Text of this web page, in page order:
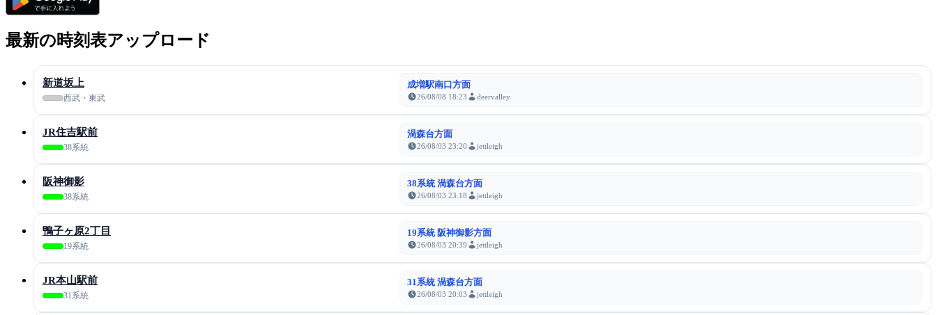
最新の時刻表アップロード
新道坂上
西武・東武
成増駅南口方面
26/08/08 18:23 deervalley
JR住吉駅前
38系統
渦森台方面
26/08/03 23:20 jettleigh
阪神御影
38系統
38系統 渦森台方面
26/08/03 23:18 jettleigh
鴨子ヶ原2丁目
19系統
19系統 阪神御影方面
26/08/03 20:39 jettleigh
JR本山駅前
31系統
31系統 渦森台方面
26/08/03 20:03 jettleigh